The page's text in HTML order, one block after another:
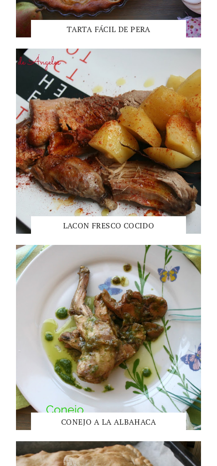
TARTA FÁCIL DE PERA
LACON FRESCO COCIDO
CONEJO A LA ALBAHACA